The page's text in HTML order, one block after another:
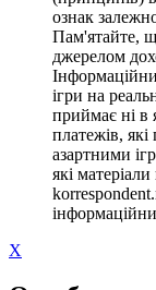
ознак
Пам'ятайте,
джерелом
ігри на
приймає ні в
платежів, які
азартними
які
X